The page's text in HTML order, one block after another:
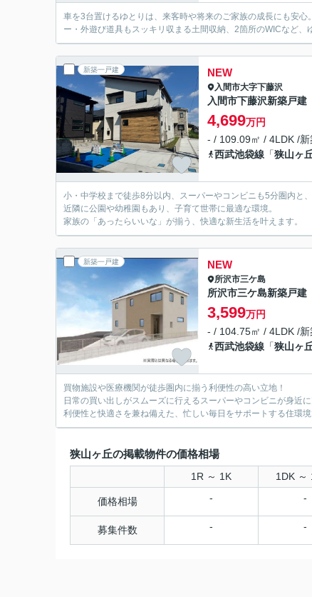
車を3台置けるゆとりは、来客時や将来のご家族の成長にも安
ー・外遊び道具もスッキリ収まる土間収納、2箇所のWICなど、
新築一戸建 NEW
入間市大字下藤沢
入間市下藤沢新築戸建
4,699万円
- / 109.09㎡ / 4LDK /新
西武池袋線 「狭山ヶ
小・中学校まで徒歩8分以内、スーパーやコンビニも5分圏内と
近隣に公園や幼稚園もあり、子育て世帯に最適な環境。
家族の「あったらいいな」が揃う、快適な新生活を叶えます。
新築一戸建 NEW
所沢市三ケ島
所沢市三ケ島新築戸建
3,599万円
- / 104.75㎡ / 4LDK /新
西武池袋線 「狭山ヶ
買物施設や医療機関が徒歩圏内に揃う利便性の高い立地！
日常の買い出しがスムーズに行えるスーパーやコンビニが身近に
利便性と快適さを兼ね備えた、忙しい毎日をサポートする住環境
狭山ヶ丘の掲載物件の価格相場
1R ～ 1K 1DK ～
価格相場 - -
募集件数 - -